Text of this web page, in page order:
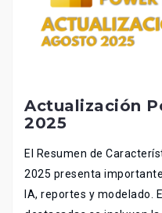
Actualización
2025
El Resumen de
2025 presenta
IA, reportes y modelado.